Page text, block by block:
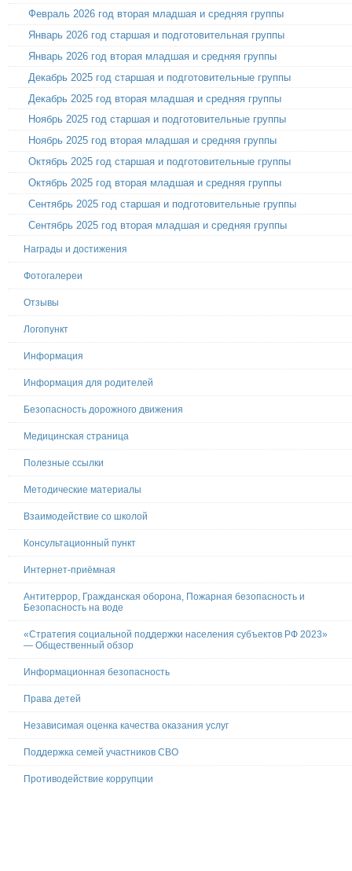
Февраль 2026 год вторая младшая и средняя группы
Январь 2026 год старшая и подготовительная группы
Январь 2026 год вторая младшая и средняя группы
Декабрь 2025 год старшая и подготовительные группы
Декабрь 2025 год вторая младшая и средняя группы
Ноябрь 2025 год старшая и подготовительные группы
Ноябрь 2025 год вторая младшая и средняя группы
Октябрь 2025 год старшая и подготовительные группы
Октябрь 2025 год вторая младшая и средняя группы
Сентябрь 2025 год старшая и подготовительные группы
Сентябрь 2025 год вторая младшая и средняя группы
Награды и достижения
Фотогалереи
Отзывы
Логопункт
Информация
Информация для родителей
Безопасность дорожного движения
Медицинская страница
Полезные ссылки
Методические материалы
Взаимодействие со школой
Консультационный пункт
Интернет-приёмная
Антитеррор, Гражданская оборона, Пожарная безопасность и
Безопасность на воде
«Стратегия социальной поддержки населения субъектов РФ 2023»
— Общественный обзор
Информационная безопасность
Права детей
Независимая оценка качества оказания услуг
Поддержка семей участников СВО
Противодействие коррупции